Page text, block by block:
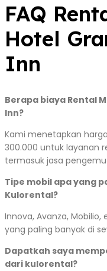
FAQ
Hotel
Inn
Berapa biaya Rental
Inn?
Kami menetapkan
300.000 untuk layanan
termasuk jasa
Tipe mobil apa yang
Kulorental?
Innova, Avanza,
yang paling banyak di
Dapatkah saya
dari kulorental?